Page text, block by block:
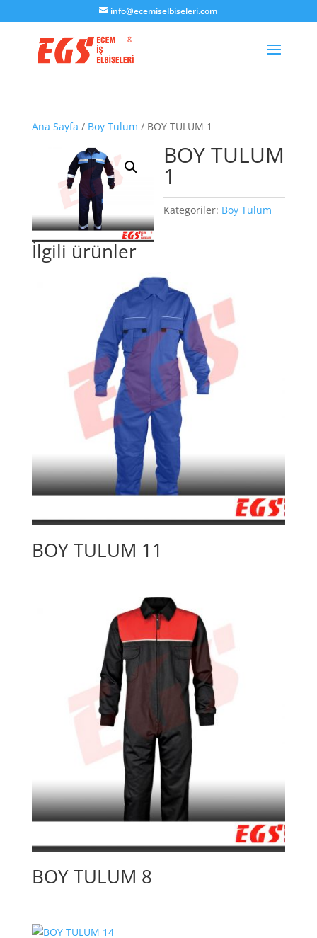
info@ecemiselbiseleri.com
Ana Sayfa / Boy Tulum / BOY TULUM 1
BOY TULUM
1
Kategoriler: Boy Tulum
İlgili ürünler
BOY TULUM 11
BOY TULUM 8